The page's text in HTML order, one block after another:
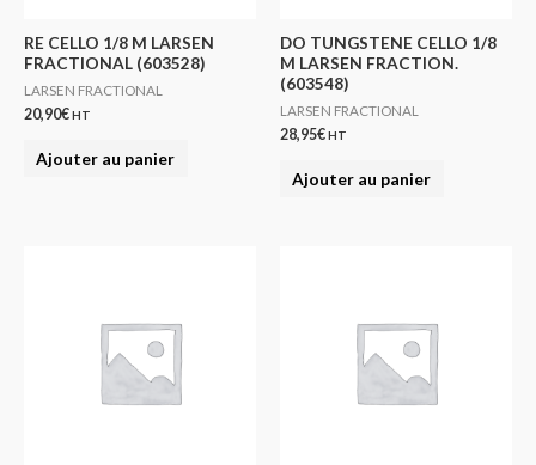
RE CELLO 1/8 M LARSEN
FRACTIONAL (603528)
LARSEN FRACTIONAL
20,90€HT
Ajouter au panier
DO TUNGSTENE CELLO 1/8
M LARSEN FRACTION.
(603548)
LARSEN FRACTIONAL
28,95€HT
Ajouter au panier